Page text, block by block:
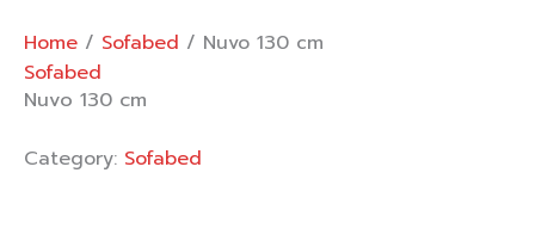
Home / Sofabed / Nuvo 130 cm
Sofabed
Nuvo 130 cm
Category: Sofabed